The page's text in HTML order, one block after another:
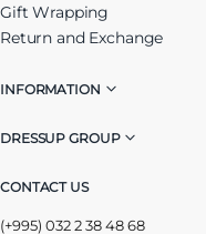
Gift Wrapping
Return and Exchange
INFORMATION
DRESSUP GROUP
CONTACT US
(+995) 032 2 38 48 68